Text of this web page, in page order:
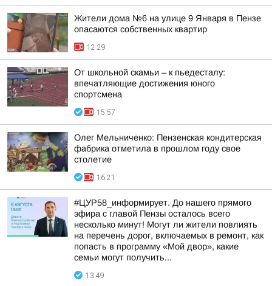
Жители дома №6 на улице 9 Января в Пензе
опасаются собственных квартир
12:29
От школьной скамьи – к пьедесталу:
впечатляющие достижения юного
спортсмена
15:57
Олег Мельниченко: Пензенская кондитерская
фабрика отметила в прошлом году свое
столетие
16:21
#ЦУР58_информирует. До нашего прямого
эфира с главой Пензы осталось всего
несколько минут! Могут ли жители повлиять
на перечень дорог, включаемых в ремонт, как
попасть в программу «Мой двор», какие
семьи могут получить...
13:49